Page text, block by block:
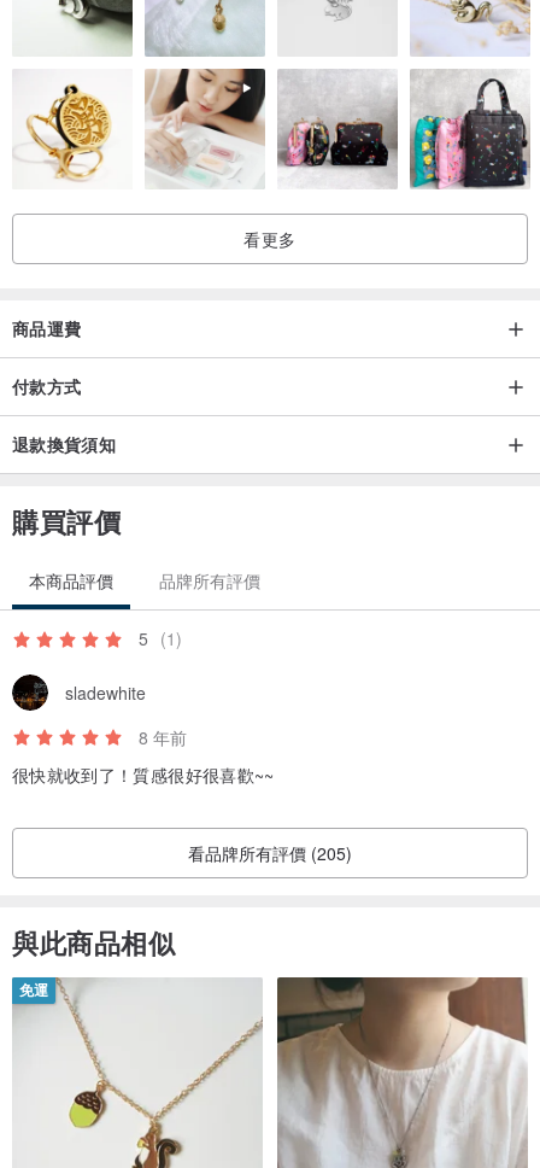
看更多
商品運費
付款方式
退款換貨須知
購買評價
本商品評價 品牌所有評價
5 (1)
sladewhite
8 年前
很快就收到了！質感很好很喜歡~~
看品牌所有評價 (205)
與此商品相似
免運